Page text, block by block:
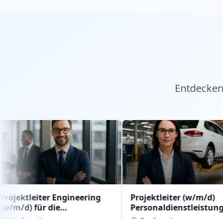
Engineering
die
Projektleiter (w/m/d)
Personaldienstleistung